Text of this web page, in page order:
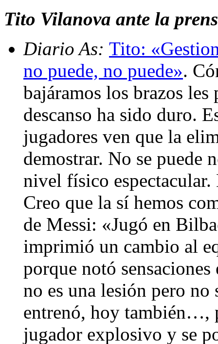
Tito Vilanova ante la
Diario As: Tito:
no puede, no puede».
bajáramos los brazos
descanso ha sido duro.
jugadores ven que la
demostrar. No se puede
nivel físico
Creo que la sí hemos
de Messi: «Jugó en
imprimió un cambio al
porque notó
no es una lesión pero no
entrenó, hoy también…,
jugador explosivo y se